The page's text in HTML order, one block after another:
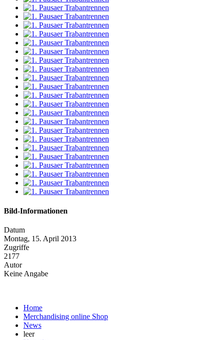
Bild-Informationen
Datum
Montag, 15. April 2013
Zugriffe
2177
Autor
Keine Angabe
Home
Merchandising online Shop
News
leer